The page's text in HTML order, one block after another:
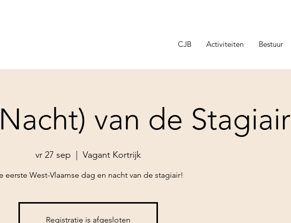
CJB Activiteiten Bestuur
van de Stagiair
vr 27 sep Vagant Kortrijk
eerste West-Vlaamse dag en nacht van de stagiair!
Registratie is afgesloten